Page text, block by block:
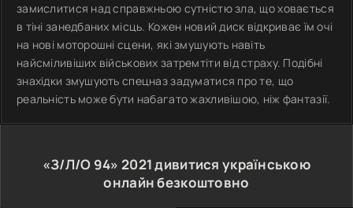
замислитися над справжньою сутністю зла, що ховається
в тіні занедбаних місць. Кожен новий диск відкриває їм очі
на нові моторошні сцени, які змушують навіть
найсміливіших військових затремтіти від страху. Подібні
знахідки змушують спецназ задуматися про те, що
реальність може бути набагато жахливішою, ніж фантазії.
«З/Л/О 94»2021дивитися українською
онлайн безкоштовно